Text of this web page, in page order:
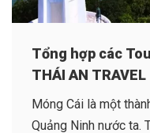
Tổng hợp các
THÁI AN TRAVEL
Móng Cái là một
Quảng Ninh nước ta.